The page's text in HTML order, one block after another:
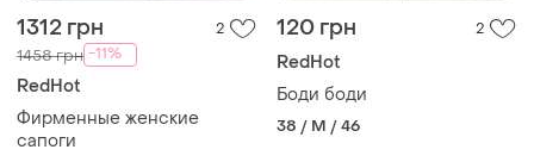
1312 грн 2
1458 грн -11%
RedHot
Фирменные женские
сапоги
120 грн 2
RedHot
Боди боди
38 / M / 46